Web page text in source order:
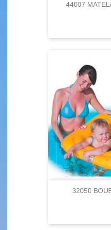
44007
32050